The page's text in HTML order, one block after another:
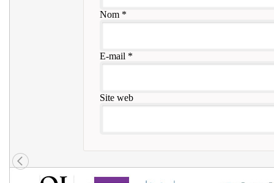
Nom*
E-mail *
Site web